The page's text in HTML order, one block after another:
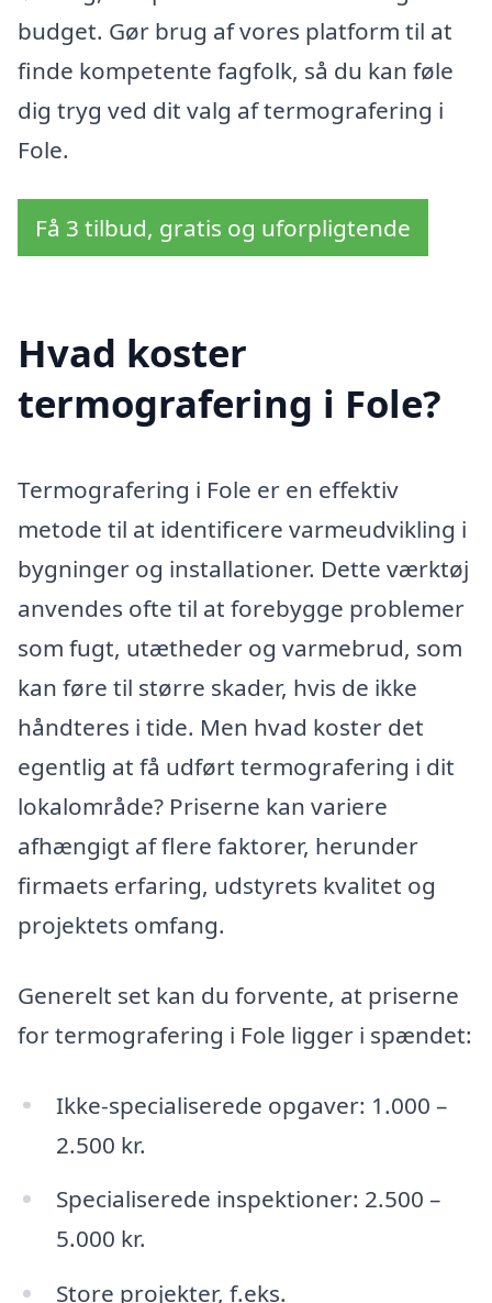
budget. Gør brug af vores platform til at
finde kompetente fagfolk, så du kan føle
dig tryg ved dit valg af termografering i
Fole.
Få 3 tilbud, gratis og uforpligtende
Hvad koster
termografering i Fole?
Termografering i Fole er en effektiv
metode til at identificere varmeudvikling i
bygninger og installationer. Dette værktøj
anvendes ofte til at forebygge problemer
som fugt, utætheder og varmebrud, som
kan føre til større skader, hvis de ikke
håndteres i tide. Men hvad koster det
egentlig at få udført termografering i dit
lokalområde? Priserne kan variere
afhængigt af flere faktorer, herunder
firmaets erfaring, udstyrets kvalitet og
projektets omfang.
Generelt set kan du forvente, at priserne
for termografering i Fole ligger i spændet:
Ikke-specialiserede opgaver: 1.000 –
2.500 kr.
Specialiserede inspektioner: 2.500 –
5.000 kr.
Store projekter, f.eks.